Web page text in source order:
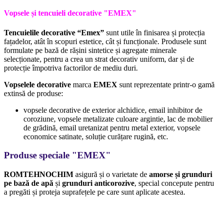
Vopsele și tencuieli decorative "EMEX"
Tencuielile decorative “Emex” sunt utile în finisarea și protecția
fațadelor, atât în scopuri estetice, cât și funcționale. Produsele sunt
formulate pe bază de rășini sintetice și agregate minerale
selecționate, pentru a crea un strat decorativ uniform, dar și de
protecție împotriva factorilor de mediu duri.
Vopselele decorative marca EMEX sunt reprezentate printr-o gamă
extinsă de produse:
vopsele decorative de exterior alchidice, email inhibitor de
coroziune, vopsele metalizate culoare argintie, lac de mobilier
de grădină, email uretanizat pentru metal exterior, vopsele
economice satinate, soluție curățare rugină, etc.
Produse speciale "EMEX"
ROMTEHNOCHIM asigură și o varietate de amorse și grunduri
pe bază de apă și grunduri anticorozive, special concepute pentru
a pregăti și proteja suprafețele pe care sunt aplicate acestea.